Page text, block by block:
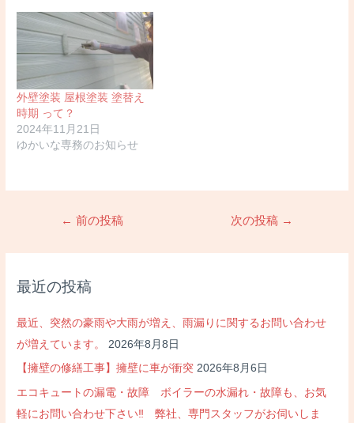
最近の投稿
最近、突然の豪雨や大雨が増え、雨漏りに関するお問い合わせ
が増えています。
2026年8月8日
【擁壁の修繕工事】擁壁に車が衝突 2026年8月6日
エコキュートの漏電・故障 ボイラーの水漏れ・故障も、お気
軽にお問い合わせ下さい‼ 弊社、専門スタッフがお伺いしま
外壁塗装 屋根塗装 塗替え
時期 って？
2024年11月21日
ゆかいな専務のお知らせ
ナ
ゲ
ン
← 前の投稿 次の投稿 →